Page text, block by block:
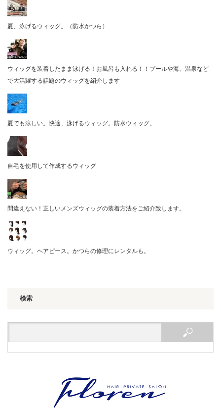
夏、泳げるウィッグ。（防水かつら）
ウィッグを装着したまま泳げる！お風呂も入れる！！プールや海、温泉など
で大活躍する話題のウィッグを紹介します
夏でも涼しい。快適、泳げるウィッグ。防水ウィッグ。
自毛を使用して作成するウィッグ
間違えない！正しいメンズウィッグの装着方法をご紹介致します。
ウィッグ。ヘアピース。かつらの修理にレンタルも。
検索